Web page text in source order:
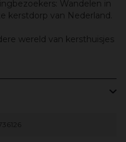
Wandelen in
kerstdorp van Nederland.
wereld van kersthuisjes